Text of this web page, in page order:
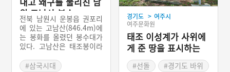
원 고남산 봉수
전북 남원시 운봉읍 권포리
에 있는 고남산(846.4m)에
는 봉화를 올렸던 봉수대가
있다. 고남산은 태조봉이라
조 이성계가 이곳에서 산신
#삼국시대
경기도 > 여주시
여주문화원
태조 이성계가 사위에
게 준 땅을 표시하는
여주 처리 선돌
#선돌
#경기도 바위